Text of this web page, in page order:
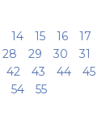
14 15 16 17
28 29 30 31
42 43 44 45
54 55